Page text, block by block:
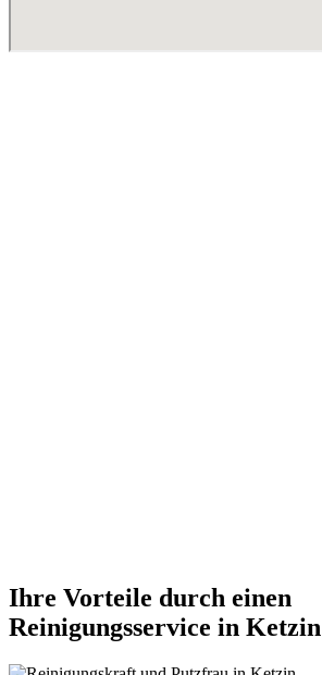
Ihre Vorteile durch einen
Reinigungsservice in Ketzin